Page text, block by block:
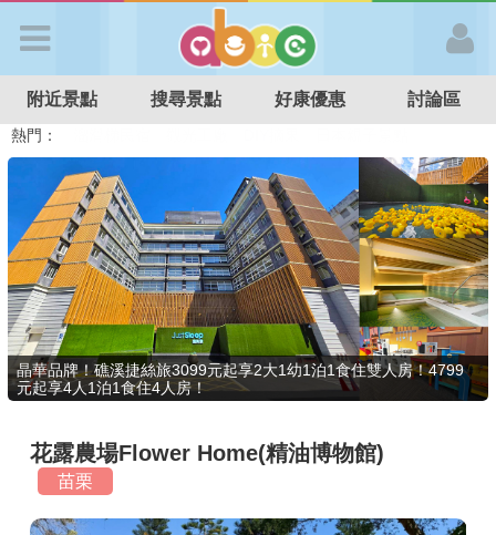
APP登入
首 頁
搜尋景點
好康優惠
最新消息
最新留言
附近景點 搜尋景點 好康優惠 討論區
熱門：
特色遊戲場
親子住房優惠 台北親子餐廳 溫泉泡湯SPA
晶華品牌！礁溪捷絲旅3099元起享2大1幼1泊1食住雙人房！4799
元起享4人1泊1食住4人房！
花露農場Flower Home(精油博物館)
苗栗